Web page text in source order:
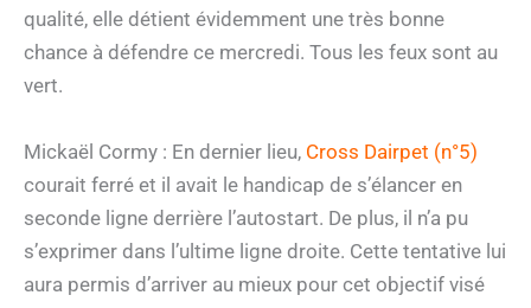
qualité, elle détient évidemment une très bonne
chance à défendre ce mercredi. Tous les feux sont au
vert.
Mickaël Cormy : En dernier lieu, Cross Dairpet (n°5)
courait ferré et il avait le handicap de s’élancer en
seconde ligne derrière l’autostart. De plus, il n’a pu
s’exprimer dans l’ultime ligne droite. Cette tentative lui
aura permis d’arriver au mieux pour cet objectif visé